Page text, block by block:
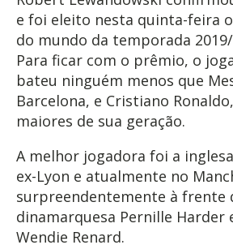
e foi eleito nesta quinta-feira
do mundo da temporada
Para ficar com o prêmio, o
bateu ninguém menos que
Barcelona, e Cristiano
maiores de sua geração.
A melhor jogadora foi a
ex-Lyon e atualmente no
surpreendentemente à frente
dinamarquesa Pernille Harder
Wendie Renard.